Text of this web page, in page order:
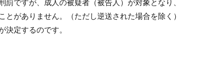
ですが、成人の被疑者（被告人）が対象となり、
がありません。（ただし逆送された場合を除く）
決定するのです。